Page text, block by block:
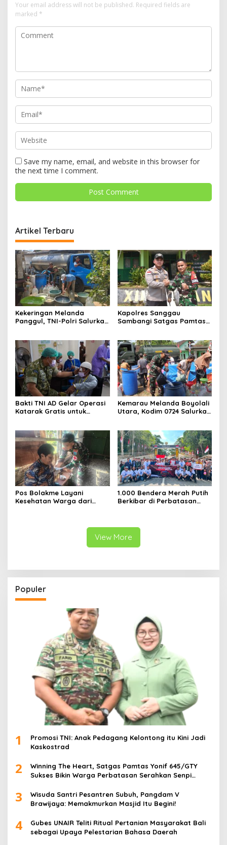
Your email address will not be published. Required fields are
marked *
Save my name, email, and website in this browser for
the next time I comment.
Artikel Terbaru
Kekeringan Melanda
Panggul, TNI-Polri Salurkan
Kapolres Sanggau
Sambangi Satgas Pamtas
di Perbatasan
Bakti TNI AD Gelar Operasi
Katarak Gratis untuk
Kemarau Melanda Boyolali
Utara, Kodim 0724 Salurkan
Pos Bolakme Layani
Kesehatan Warga dari
1.000 Bendera Merah Putih
Berkibar di Perbatasan
View More
Populer
1
Promosi TNI: Anak Pedagang Kelontong itu Kini Jadi
Kaskostrad
2
Winning The Heart, Satgas Pamtas Yonif 645/GTY
Sukses Bikin Warga Perbatasan Serahkan Senpi
3
Wisuda Santri Pesantren Subuh, Pangdam V
Brawijaya: Memakmurkan Masjid Itu Begini!
4
Gubes UNAIR Teliti Ritual Pertanian Masyarakat Bali
sebagai Upaya Pelestarian Bahasa Daerah